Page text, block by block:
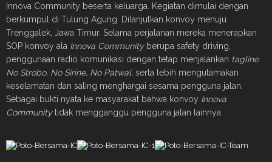
Innova Community beserta keluarga. Kegiatan dimulai dengan
berkumpul di Tulung Agung. Dilanjutkan konvoy menuju
Trenggalek, Jawa Timur. Selama perjalanan mereka menerapkan
SOP konvoy ala Innova Communityberupa safety driving,
penggunaan radio komunikasi dengan tetap menjalankan tagline
No Strobo, No Sirine, No Patwal, serta lebih mengutamakan
keselamatan dan saling menghargai sesama pengguna jalan.
Sebagai bukti nyata ke masyarakat bahwa konvoy Innova
Communitytidak mengganggu pengguna jalan lainnya.